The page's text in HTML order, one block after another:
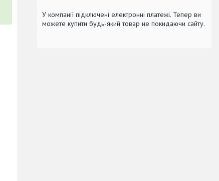
У компанії підключені електронні платежі. Тепер ви
можете купити будь-який товар не покидаючи сайту.